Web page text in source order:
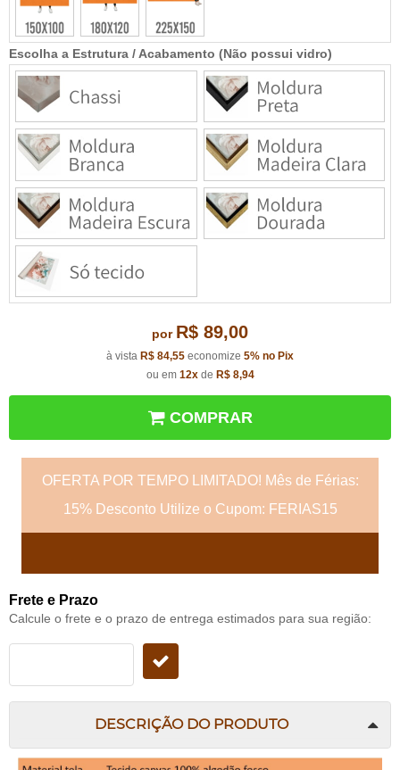
Escolha a Estrutura / Acabamento (Não possui vidro)
por R$ 89,00
à vista R$ 84,55 economize 5% no Pix
ou em 12xde R$ 8,94
COMPRAR
OFERTA POR TEMPO LIMITADO! Mês de Férias:
15% Desconto Utilize o Cupom: FERIAS15
Frete e Prazo
Calcule o frete e o prazo de entrega estimados para sua região:
DESCRIÇÃO DO PRODUTO